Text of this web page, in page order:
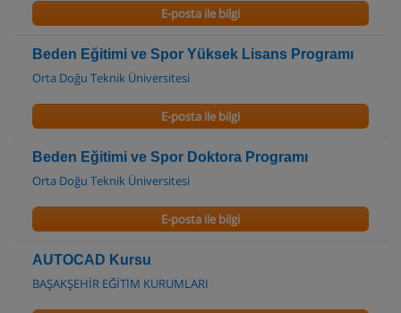
E-posta ile bilgi
Beden Eğitimi ve Spor Yüksek Lisans Programı
Orta Doğu Teknik Üniversitesi
E-posta ile bilgi
Beden Eğitimi ve Spor Doktora Programı
Orta Doğu Teknik Üniversitesi
E-posta ile bilgi
AUTOCAD Kursu
BAŞAKŞEHİR EĞİTİM KURUMLARI